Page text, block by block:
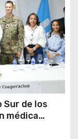
Sur de los
médica